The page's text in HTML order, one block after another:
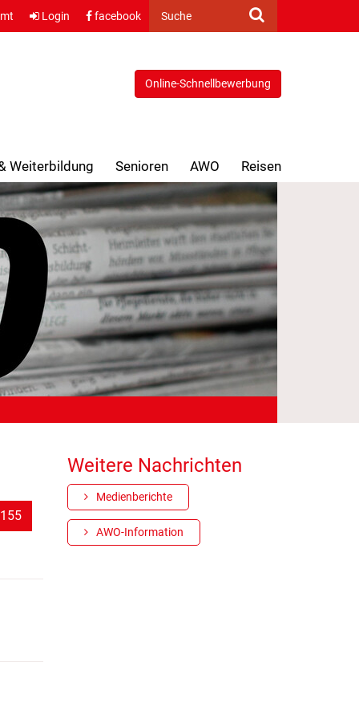
Suche
Login facebook
Online-Schnellbewerbung
Weiterbildung Senioren AWO Reisen
155(Standort)
Weitere Nachrichten
Medienberichte
AWO-Information